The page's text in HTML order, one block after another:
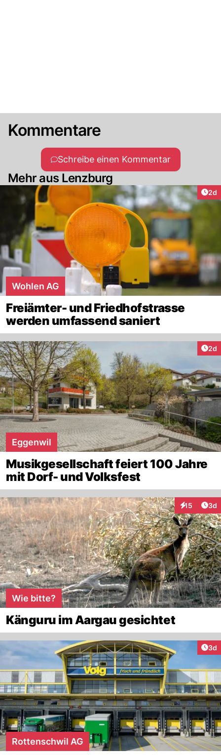
Kommentare
Schreibe einen Kommentar
Mehr aus Lenzburg
2d
Wohlen AG
Freiämter- und Friedhofstrasse
werden umfassend saniert
2d
Eggenwil
Musikgesellschaft feiert 100 Jahre
mit Dorf- und Volksfest
15
Interaktionen
3d
Wie bitte?
Känguru im Aargau gesichtet
3d
Rottenschwil AG